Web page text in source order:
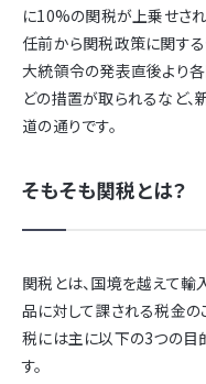
に10%の関税が上乗せされ
任前から関税政策に関す
大統領令の発表直後より各
どの措置が取られるなど、
道の通りです。
そもそも関税とは？
関税とは、国境を越えて輸
品に対して課される税金の
税には主に以下の3つの目
す。